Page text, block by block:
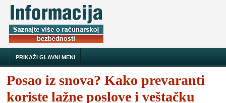
PRIKAŽI GLAVNI MENI
Posao iz snova? Kako prevaranti
koriste lažne poslove i veštačku